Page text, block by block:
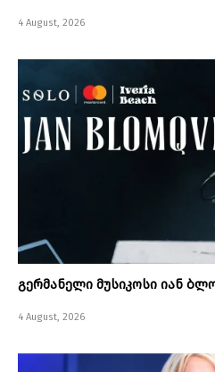
4 August, 2026
გერმანელი მუსიკოსი იან
4 August, 2026